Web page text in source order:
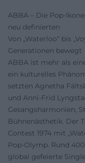
ABBA – Die Pop-
neu definierten
Von „Waterloo“ bis
Generationen bewegt
ABBA ist mehr als
ein kulturelles
setzten Agnetha
und Anni-Frid
Gesangsharmonien,
Bühnenästhetik. Der
Contest 1974 mit
Pop-Olymp. Rund
global gefeierte